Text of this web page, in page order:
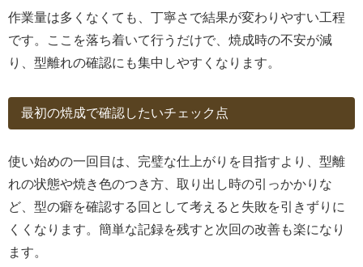
作業量は多くなくても、丁寧さで結果が変わりやすい工程
です。ここを落ち着いて行うだけで、焼成時の不安が減
り、型離れの確認にも集中しやすくなります。
最初の焼成で確認したいチェック点
使い始めの一回目は、完璧な仕上がりを目指すより、型離
れの状態や焼き色のつき方、取り出し時の引っかかりな
ど、型の癖を確認する回として考えると失敗を引きずりに
くくなります。簡単な記録を残すと次回の改善も楽になり
ます。